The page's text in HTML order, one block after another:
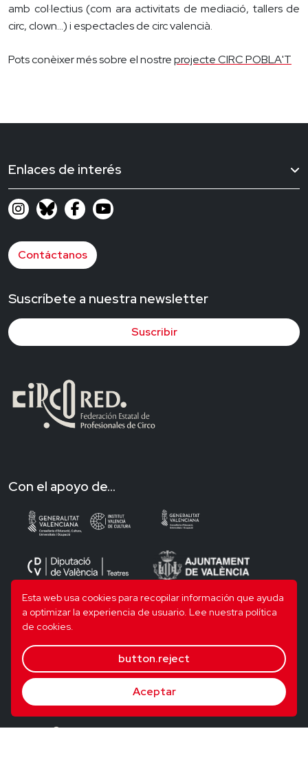
Esta web usa cookies para recopilar información que ayuda
a optimizar la experiencia de usuario. Lee nuestra política
de cookies.
button.reject
Aceptar
amb col·lectius (com ara activitats de mediació, tallers de
circ, clown…) i espectacles de circ valencià.
Pots conèixer més sobre el nostreprojecte CIRC POBLA'T
Enlaces de interés
Contáctanos
Suscríbete a nuestra newsletter
Suscribir
Con el apoyo de...